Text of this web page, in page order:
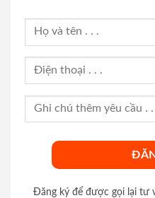
Đăng ký để được gọi lại tư